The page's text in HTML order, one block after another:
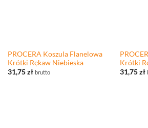
PROCERA Koszula Flanelowa
Krótki Rękaw Niebieska
31,75zł brutto
Krótki
31,75zł